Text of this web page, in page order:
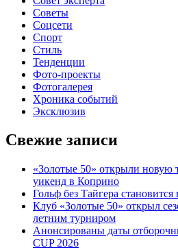
Советы
Соцсети
Спорт
Стиль
Тенденции
Фото-проекты
Фотогалерея
Хроника событий
Эксклюзив
Свежие записи
«Золотые 50» открыли
уикенд в Коприно
Гольф без Тайгера
Клуб «Золотые 50» открыл
летним турниром
Анонсированы даты
CUP 2026